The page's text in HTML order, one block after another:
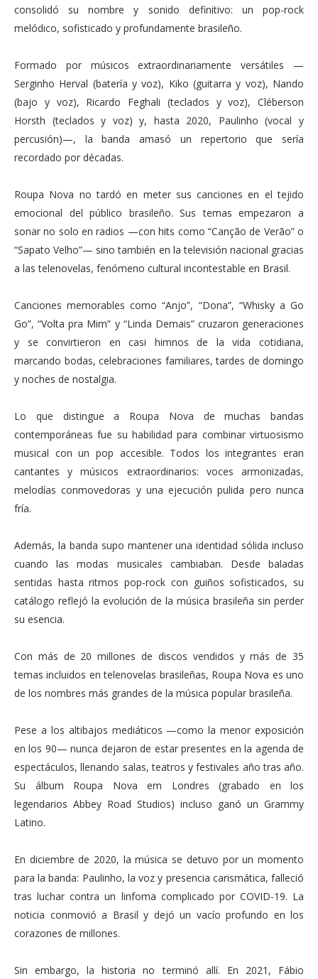
consolidó su nombre y sonido definitivo: un pop-rock
melódico, sofisticado y profundamente brasileño.
Formado por músicos extraordinariamente versátiles —
Serginho Herval (batería y voz), Kiko (guitarra y voz), Nando
(bajo y voz), Ricardo Feghali (teclados y voz), Cléberson
Horsth (teclados y voz) y, hasta 2020, Paulinho (vocal y
percusión)—, la banda amasó un repertorio que sería
recordado por décadas.
Roupa Nova no tardó en meter sus canciones en el tejido
emocional del público brasileño. Sus temas empezaron a
sonar no solo en radios —con hits como “Canção de Verão” o
“Sapato Velho”— sino también en la televisión nacional gracias
a las telenovelas, fenómeno cultural incontestable en Brasil.
Canciones memorables como “Anjo”, “Dona”, “Whisky a Go
Go”, “Volta pra Mim” y “Linda Demais” cruzaron generaciones
y se convirtieron en casi himnos de la vida cotidiana,
marcando bodas, celebraciones familiares, tardes de domingo
y noches de nostalgia.
Lo que distingue a Roupa Nova de muchas bandas
contemporáneas fue su habilidad para combinar virtuosismo
musical con un pop accesible. Todos los integrantes eran
cantantes y músicos extraordinarios: voces armonizadas,
melodías conmovedoras y una ejecución pulida pero nunca
fría.
Además, la banda supo mantener una identidad sólida incluso
cuando las modas musicales cambiaban. Desde baladas
sentidas hasta ritmos pop-rock con guiños sofisticados, su
catálogo reflejó la evolución de la música brasileña sin perder
su esencia.
Con más de 20 millones de discos vendidos y más de 35
temas incluidos en telenovelas brasileñas, Roupa Nova es uno
de los nombres más grandes de la música popular brasileña.
Pese a los altibajos mediáticos —como la menor exposición
en los 90— nunca dejaron de estar presentes en la agenda de
espectáculos, llenando salas, teatros y festivales año tras año.
Su álbum Roupa Nova em Londres (grabado en los
legendarios Abbey Road Studios) incluso ganó un Grammy
Latino.
En diciembre de 2020, la música se detuvo por un momento
para la banda: Paulinho, la voz y presencia carismática, falleció
tras luchar contra un linfoma complicado por COVID-19. La
noticia conmovió a Brasil y dejó un vacío profundo en los
corazones de millones.
Sin embargo, la historia no terminó allí. En 2021, Fábio